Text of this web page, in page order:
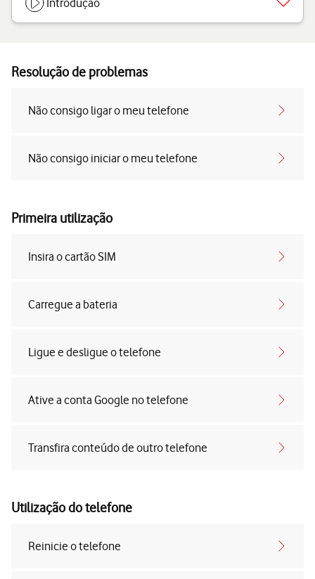
Introdução
Resolução de problemas
Não consigo ligar o meu telefone
Não consigo iniciar o meu telefone
Primeira utilização
Insira o cartão SIM
Carregue a bateria
Ligue e desligue o telefone
Ative a conta Google no telefone
Transfira conteúdo de outro telefone
Utilização do telefone
Reinicie o telefone